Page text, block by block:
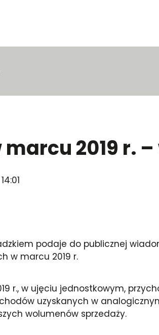
2019 r.
podaje do publicznej
w marcu 2019 r.
r., w ujęciu jednostkowym,
uzyskanych w
wolumenów sprzedaży.